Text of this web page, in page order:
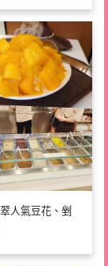
人氣豆花、剉